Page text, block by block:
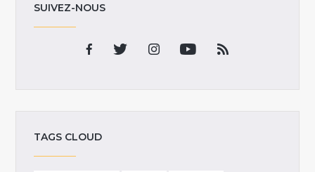
SUIVEZ-NOUS
TAGS CLOUD